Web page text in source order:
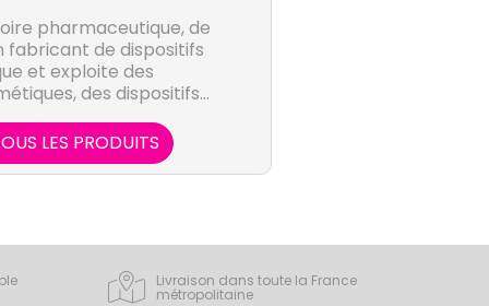
pharmaceutique, de
fabricant de dispositifs
et exploite des
des dispositifs
LES PRODUITS
Livraison dans toute la France
métropolitaine